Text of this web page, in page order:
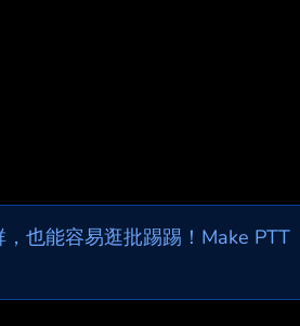
也能容易逛批踢踢！Make PTT